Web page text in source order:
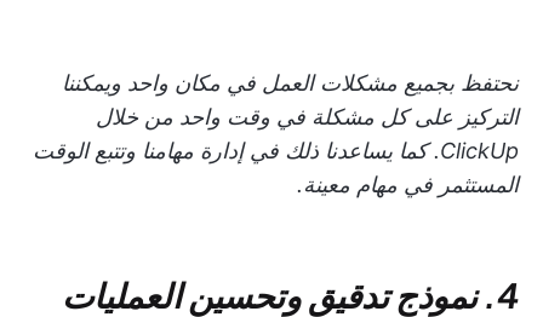
نحتفظ بجميع مشكلات العمل في مكان واحد ويمكننا
التركيز على كل مشكلة في وقت واحد من خلال
ClickUp. كما يساعدنا ذلك في إدارة مهامنا وتتبع الوقت
المستثمر في مهام معينة.
4. نموذج تدقيق وتحسين العمليات